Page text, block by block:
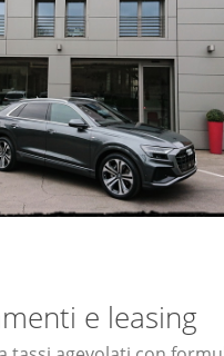
e leasing